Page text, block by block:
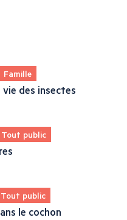
Famille
des insectes
Tout public
Tout public
le cochon